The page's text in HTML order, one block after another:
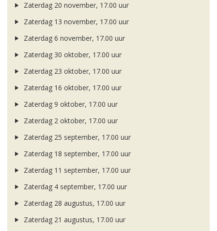
Zaterdag 20 november, 17.00 uur
Zaterdag 13 november, 17.00 uur
Zaterdag 6 november, 17.00 uur
Zaterdag 30 oktober, 17.00 uur
Zaterdag 23 oktober, 17.00 uur
Zaterdag 16 oktober, 17.00 uur
Zaterdag 9 oktober, 17.00 uur
Zaterdag 2 oktober, 17.00 uur
Zaterdag 25 september, 17.00 uur
Zaterdag 18 september, 17.00 uur
Zaterdag 11 september, 17.00 uur
Zaterdag 4 september, 17.00 uur
Zaterdag 28 augustus, 17.00 uur
Zaterdag 21 augustus, 17.00 uur